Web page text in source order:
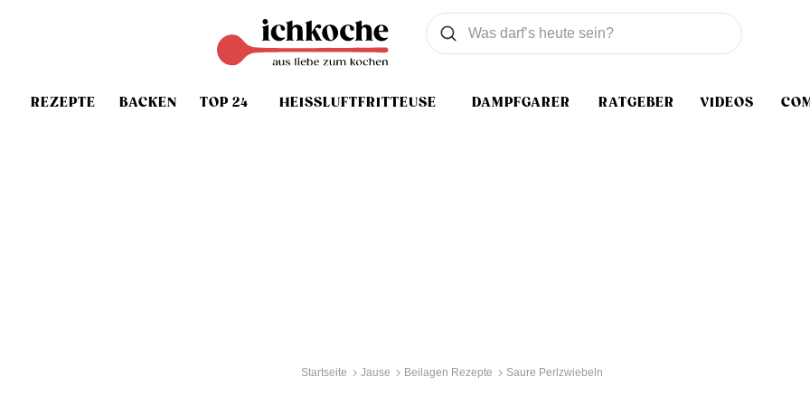
REZEPTE BACKEN TOP 24 HEISSLUFTFRITTEUSE DAMPFGARER RATGEBER VIDEOS
Was wollen Sie suchen
Suchen
Startseite Jause Beilagen Rezepte Saure Perlzwiebeln